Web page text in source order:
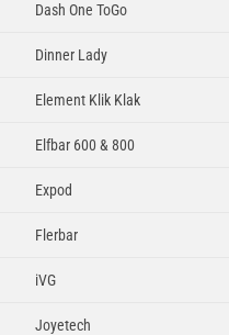
Dash One ToGo
Dinner Lady
Element Klik Klak
Elfbar 600 & 800
Expod
Flerbar
iVG
Joyetech